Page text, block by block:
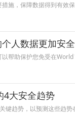
施，保障数据得到有效
人数据更加安全
帮助保护您免受在
4大安全趋势
键趋势，以预测这些趋